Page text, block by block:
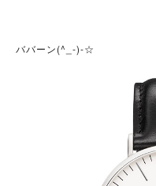
ババーン(^_-)-☆